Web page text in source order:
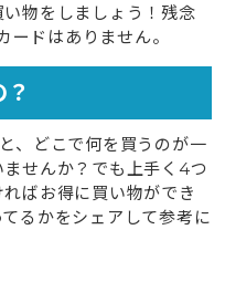
物をしましょう！残念
ドはありません。
、どこで何を買うのが一
せんか？でも上手く4つ
ばお得に買い物ができ
るかをシェアして参考に